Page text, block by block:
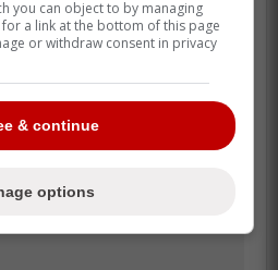
you can object to by managing
a link at the bottom of this page
or withdraw consent in privacy
& continue
options